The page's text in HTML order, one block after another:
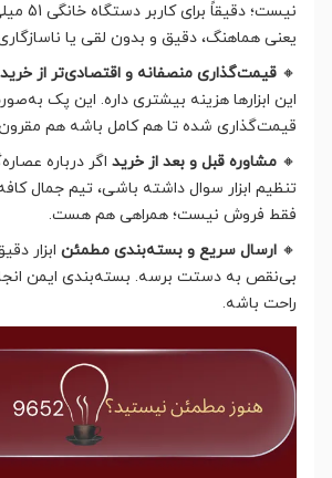
نیست؛
یعنی هماهنگ، دقیق و بدون لقی یا
🔸 قیمت‌گذاری منصفانه و اقتصادی‌تر از
این ابزارها هزینه بیشتری داره. این پک
قیمت‌گذاری شده تا هم کامل باشه هم
🔸 مشاوره قبل و بعد از خرید اگر درباره
تنظیم ابزار سوال داشته باشی، تیم جمال
فقط فروش نیست؛ همراهی هم هست.
🔸 ارسال سریع و بسته‌بندی مطمئن ابزار
بی‌نقص به دستت برسه. بسته‌بندی ایمن
راحت باشه.